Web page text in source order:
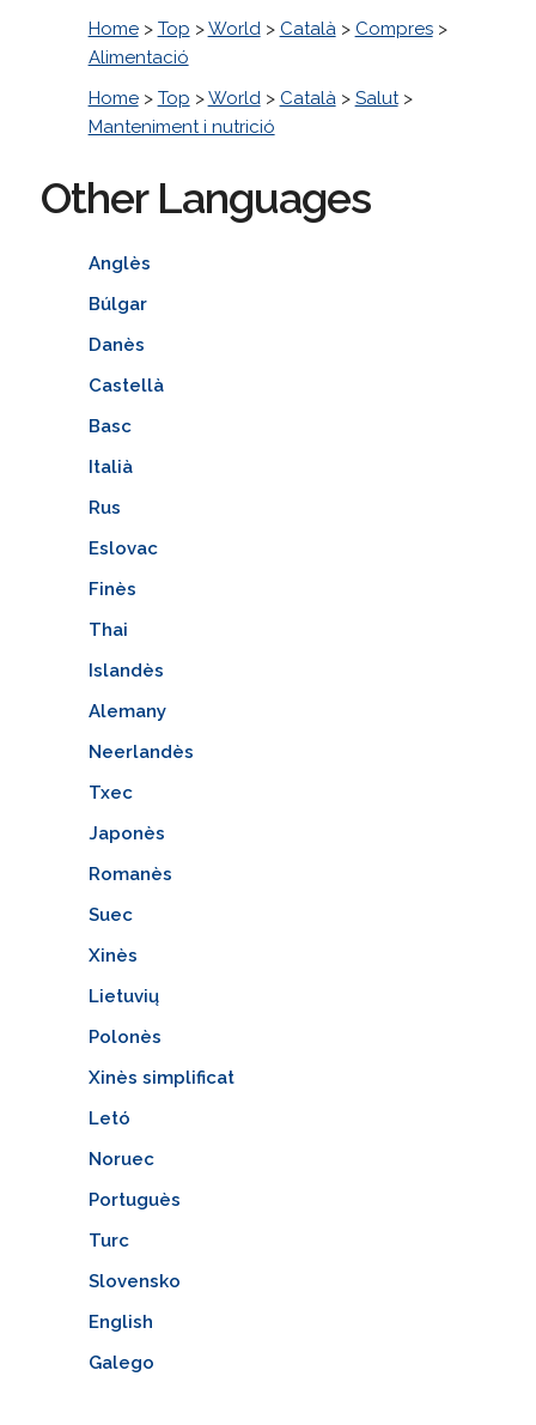
Home> Top >World> Català> Compres>
Alimentació
Home> Top >World> Català> Salut>
Manteniment i nutrició
Other Languages
Anglès
Búlgar
Danès
Castellà
Basc
Italià
Rus
Eslovac
Finès
Thai
Islandès
Alemany
Neerlandès
Txec
Japonès
Romanès
Suec
Xinès
Lietuvių
Polonès
Xinès simplificat
Letó
Noruec
Portuguès
Turc
Slovensko
English
Galego